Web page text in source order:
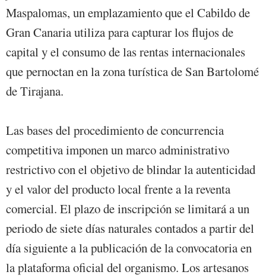
Maspalomas, un emplazamiento que el Cabildo de
Gran Canaria utiliza para capturar los flujos de
capital y el consumo de las rentas internacionales
que pernoctan en la zona turística de San Bartolomé
de Tirajana.
Las bases del procedimiento de concurrencia
competitiva imponen un marco administrativo
restrictivo con el objetivo de blindar la autenticidad
y el valor del producto local frente a la reventa
comercial. El plazo de inscripción se limitará a un
periodo de siete días naturales contados a partir del
día siguiente a la publicación de la convocatoria en
la plataforma oficial del organismo. Los artesanos